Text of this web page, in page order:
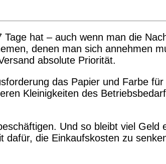
hat – auch wenn man die
denen man sich annehmen
absolute Priorität.
das Papier und Farbe
Kleinigkeiten des
Und so bleibt viel Geld
dafür, die Einkaufskosten zu